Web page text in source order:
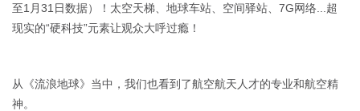
至1月31日数据）！太空天梯、地球车站、空间驿站、7G网络...超
现实的“硬科技”元素让观众大呼过瘾！
从《流浪地球》当中，我们也看到了航空航天人才的专业和航空精
神。